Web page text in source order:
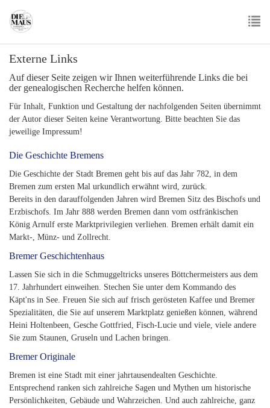
main
Externe Links
Auf dieser Seite zeigen wir Ihnen weiterführende Links die bei
der genealogischen Recherche helfen können.
Für Inhalt, Funktion und Gestaltung der nachfolgenden Seiten übernimmt
der Autor dieser Seiten keine Verantwortung. Bitte beachten Sie das
jeweilige Impressum!
Die Geschichte Bremens
Die Geschichte der Stadt Bremen geht bis auf das Jahr 782, in dem
Bremen zum ersten Mal urkundlich erwähnt wird, zurück.
Bereits in den darauffolgenden Jahren wird Bremen Sitz des Bischofs und
Erzbischofs. Im Jahr 888 werden Bremen dann vom ostfränkischen
König Arnulf erste Marktprivilegien verliehen. Bremen erhält damit ein
Markt-, Münz- und Zollrecht.
Bremer Geschichtenhaus
Lassen Sie sich in die Schmuggeltricks unseres Böttchermeisters aus dem
17. Jahrhundert einweihen. Stechen Sie unter dem Kommando des
Käpt'ns in See. Freuen Sie sich auf frisch gerösteten Kaffee und Bremer
Spezialitäten, die Sie auf unserem Marktplatz genießen können, während
Heini Holtenbeen, Gesche Gottfried, Fisch-Lucie und viele, viele andere
Sie zum Staunen, Gruseln und Lachen bringen.
Bremer Originale
Bremen ist eine Stadt mit einer jahrtausendealten Geschichte.
Entsprechend ranken sich zahlreiche Sagen und Mythen um historische
Persönlichkeiten, Gebäude und Wahrzeichen. Und auch zahlreiche, ganz